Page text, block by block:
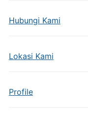
Hubungi Kami
Lokasi Kami
Profile